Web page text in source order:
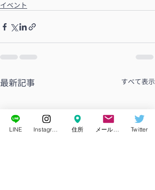
イベント
最新記事 すべて表示
LINE 住所 Twitter